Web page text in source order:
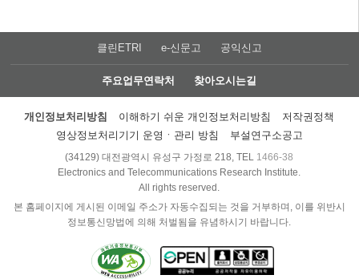
클린ETRI e-신문고 공익신고
주요업무연락처 찾아오시는길
개인정보처리방침 이해하기 쉬운 개인정보처리방침
저작권정책
영상정보처리기기 운영ㆍ관리 방침
부설연구소공고
(34129) 대전광역시 유성구 가정로 218, TEL 1466-38
Electronics and Telecommunications Research Institute.
All rights reserved.
본 홈페이지에 게시된 이메일 주소가 자동수집되는 것을 거부하며, 이를 위반시
정보통신망법에 의해 처벌됨을 유념하시기 바랍니다.